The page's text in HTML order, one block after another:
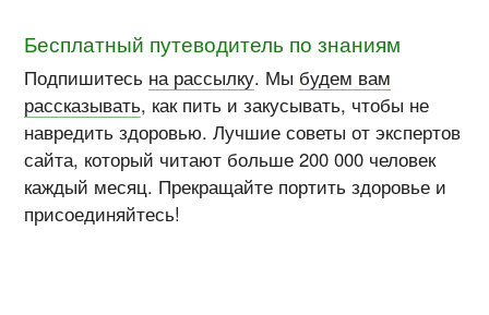
Бесплатный путеводитель по знаниям
Подпишитесь на рассылку. Мы будем вам
рассказывать, как пить и закусывать, чтобы не
навредить здоровью. Лучшие советы от экспертов
сайта, который читают больше 200 000 человек
каждый месяц. Прекращайте портить здоровье и
присоединяйтесь!